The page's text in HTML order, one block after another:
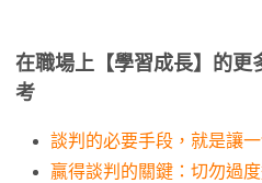
在職場上【學習成長】的更
考
談判的必要手段，就是讓
贏得談判的關鍵：切勿過